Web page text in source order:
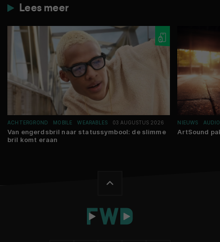
Lees meer
ACHTERGROND MOBILE WEARABLES 03 AUGUSTUS 2026
Van engerdsbril naar statussymbool: de slimme
bril komt eraan
NIEUWS AUDIO
ArtSound